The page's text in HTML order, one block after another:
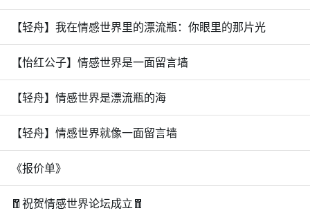
【轻舟】我在情感世界里的漂流瓶：你眼里的那片光
【怡红公子】情感世界是一面留言墙
【轻舟】情感世界是漂流瓶的海
【轻舟】情感世界就像一面留言墙
《报价单》
🧧祝贺情感世界论坛成立🧧